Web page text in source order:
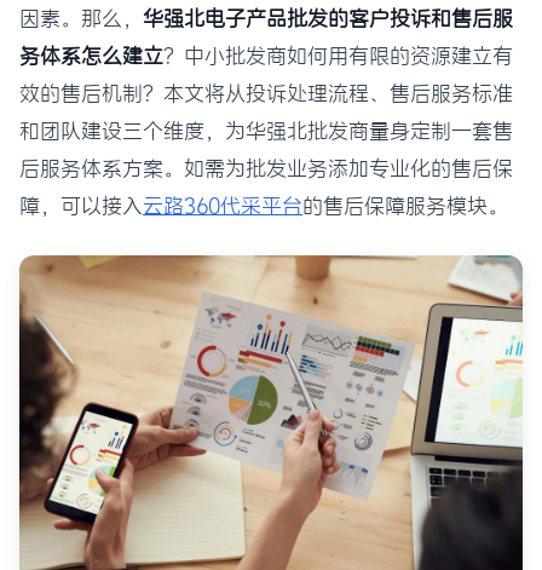
因素。那么， 华强北电子产品批发的客户投诉和售后服
务体系怎么建立？中小批发商如何用有限的资源建立有
效的售后机制？本文将从投诉处理流程、售后服务标准
和团队建设三个维度，为华强北批发商量身定制一套售
后服务体系方案。如需为批发业务添加专业化的售后保
障，可以接入云路360代采平台的售后保障服务模块。